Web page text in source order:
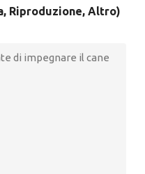
Riproduzione, Altro)